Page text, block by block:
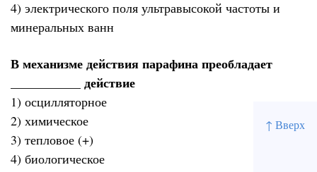
↑ Вверх
4) электрического поля ультравысокой частоты и
минеральных ванн
В механизме действия парафина преобладает
___________ действие
1) осцилляторное
2) химическое
3) тепловое (+)
4) биологическое